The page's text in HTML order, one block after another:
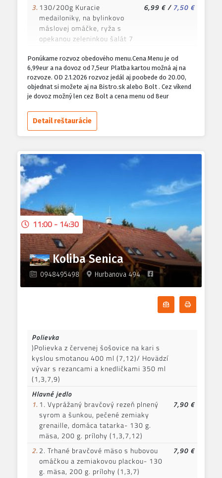
3. 130/200g Kuracie
medailoniky, na bylinkovo
máslovej omáčke, ryža s
opekanou zeleninkou šalát 7
6,99 €/ 7,50 €
130/200g Trhané bravčové
mäso ,hranolky šalát ,
americký dresing 7
6,99 € 7,50 €
5. 130/200g Bravčový alebo
kurací rezeň v panko
strúhanke,pečené zemiaky
šalát 1,3,7
6,99 €/ 7,50 €
6.150/200g XXL Kurací alebo
tatarská omáčka 1,3,7
7,99 €/8,50 €
150/200g Burger puled pork
so šalátom a slaninkou ,
hranolky
8.120/200g Vyprážaný syr
hranolky tatarská omáčka
1,3,7
6,99 €
9.400g Cezar šalát s kurací
mäsom a parmazanom 1,3,7
6,99 € 7,50 €
Ponúkame rozvoz obedového menu.Cena Menu je od
6,99eur a na dovoz od 7,5eur Platba kartou možná aj na
rozvoze. OD 2.1.2026 rozvoz jedál aj poobede do 20.00,
objednat si možete aj na Bistro.sk alebo Bolt . Cez víkend
je dovoz možný len cez Bolt a cena menu od 8eur
Detail reštaurácie
Koliba Senica
0948495498 Hurbanova 494
Odoberať
11:00 - 14:30
Polievka
)Polievka z červenej šošovice na kari s
kyslou smotanou 400 ml (7,12)/ Hovädzí
vývar s rezancami a knedličkami 350 ml
(1,3,7,9)
Hlavné jedlo
1. 1. Vyprážaný bravčový rezeň plnený
syrom a šunkou, pečené zemiaky
grenaille, domáca tatarka- 130 g.
mäsa, 200 g. prílohy (1,3,7,12)
7,90 €
2. 2. Trhané bravčové mäso s hubovou
omáčkou a zemiakovou plackou- 130
g. mäsa, 200 g. prílohy (1,3,7)
7,90 €